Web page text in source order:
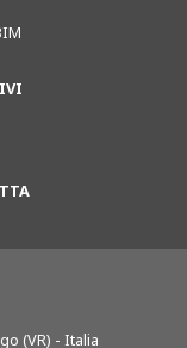
(VR) - Italia